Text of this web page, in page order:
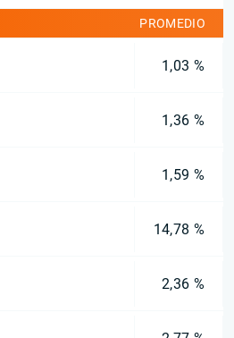
PROMEDIO
1,03 %
1,36 %
1,59 %
14,78 %
2,36 %